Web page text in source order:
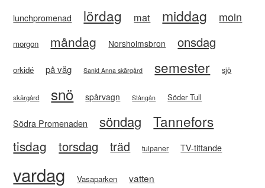
lunchpromenad lördag mat middag moln
morgon måndag Norsholmsbron onsdag
orkidé på väg Sankt Anna skärgård semester sjö
skärgård snö spårvagn Stångån Söder Tull
Södra Promenaden söndag Tannefors
tisdag torsdag träd tulpaner TV-tittande
vardag Vasaparken vatten